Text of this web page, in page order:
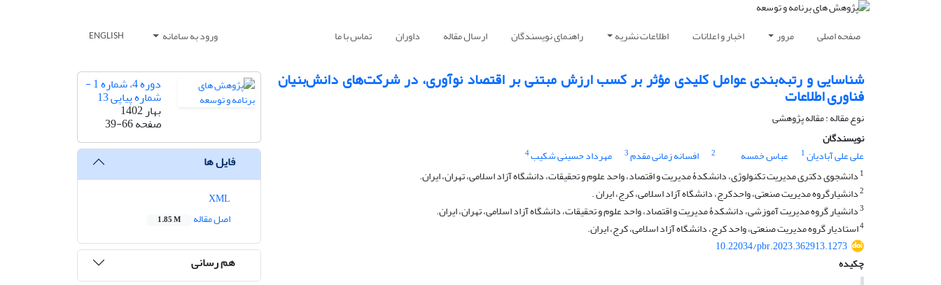
صفحه اصلی مرور اخبار و اعلانات اطلاعات نشریه راهنمای نویسندگان ارسال مقاله داوران تماس با ما ورود به سامانه ENGLISH
شناسایی و رتبه‏‌بندی عوامل کلیدی مؤثر بر کسب ارزش مبتنی بر اقتصاد نوآوری، در شرکت‏‌های دانش‌‏بنیان
فناوری اطلاعات
نوع مقاله : مقاله پژوهشی
نویسندگان
علی علی آبادیان1 عباس خمسه 2 افسانه زمانی مقدم3 مهرداد حسینی شکیب4
1 دانشجوی دکتری مدیریت تکنولوژی، دانشکدۀ مدیریت و اقتصاد، واحد علوم و تحقیقات، دانشگاه آزاد اسلامی، تهران، ایران.
2دانشیارگروه مدیریت صنعتی، واحدکرج، دانشگاه آزاد اسلامی، کرج، ایران .
3دانشیار گروه مدیریت آموزشی، دانشکدۀ مدیریت و اقتصاد، واحد علوم و تحقیقات، دانشگاه آزاد اسلامی، تهران، ایران.
4استادیار گروه مدیریت صنعتی، واحد کرج، دانشگاه آزاد اسلامی، کرج، ایران.
10.22034/pbr.2023.362913.1273
چکیده
دوره 4، شماره 1 -
شماره پیاپی 13
بهار 1402
صفحه39-66
فایل ها
اصل مقاله
1.85 M
هم رسانی